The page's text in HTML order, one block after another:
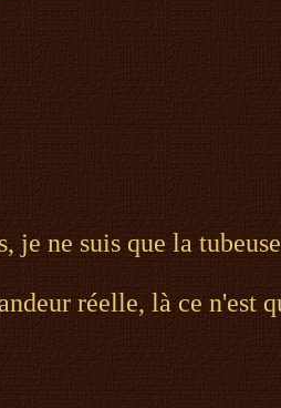
je ne suis que la tubeuse
réelle, là ce n'est